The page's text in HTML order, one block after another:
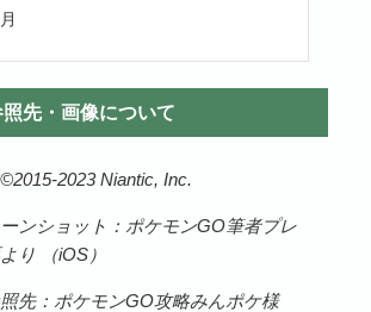
先・画像について
2023 Niantic, Inc.
ンショット：ポケモンGO筆者プレ
り （iOS）
先：ポケモンGO攻略みんポケ様